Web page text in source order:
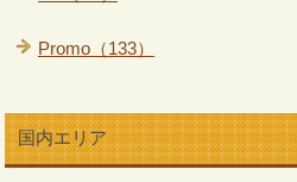
Promo（133）
国内エリア